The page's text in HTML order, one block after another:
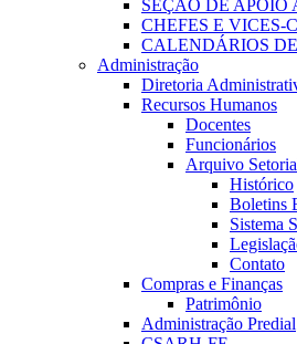
SEÇÃO DE APOIO
CHEFES E VICES-
CALENDÁRIOS
Administração
Diretoria
Recursos Humanos
Docentes
Funcionários
Arquivo
Histórico
Boletins
Sistema
Contato
Compras e Finanças
Patrimônio
Administração Predial